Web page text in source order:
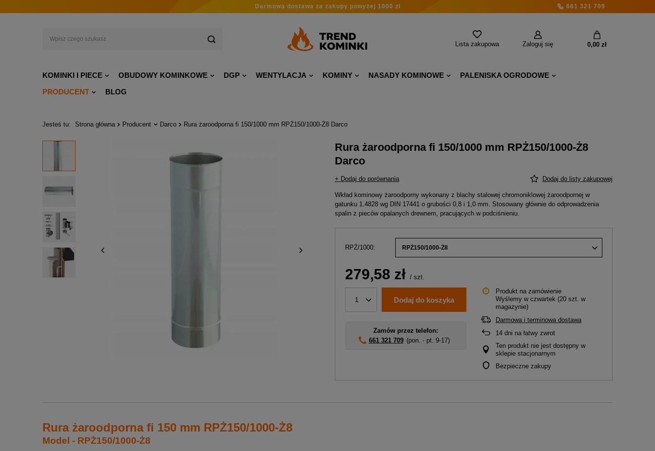
Darmowa dostawa za zakupy powyżej 1000 zł 661 321 709
Zaloguj się
Lista zakupowa 0,00 zł
KOMINKI I PIECE OBUDOWY KOMINKOWE DGP WENTYLACJA KOMINY NASADY KOMINOWE
PALENISKA OGRODOWE
PRODUCENT
BLOG
Jesteś tu: Strona główna Producent Darco Rura żaroodporna fi 150/1000 mm RPŻ150/1000-Ż8 Darco
Rura żaroodporna fi 150/1000 mm RPŻ150/1000-Ż8
Darco
+ Dodaj do porównania Dodaj do listy zakupowej
Wkład kominowy żaroodporny wykonany z blachy stalowej chromoniklowej żaroodpornej w
gatunku 1.4828 wg DIN 17441 o grubości 0,8 i 1,0 mm. Stosowany głównie do odprowadzenia
spalin z pieców opalanych drewnem, pracujących w podciśnieniu.
RPŻ/1000 RPŻ150/1000-Ż8
279,58 zł / szt.
1 Dodaj do koszyka
Zamów przez telefon:
661 321 709 (pon. - pt. 9-17)
Produkt na zamówienie
Wyślemy w czwartek (20 szt. w
magazynie)
Darmowa i terminowa dostawa
14 dni na łatwy zwrot
Ten produkt nie jest dostępny w
sklepie stacjonarnym
Bezpieczne zakupy
Rura żaroodporna fi 150 mm RPŻ150/1000-Ż8
Model - RPŻ150/1000-Ż8